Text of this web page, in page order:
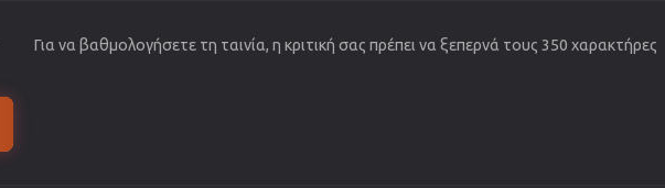
Για να βαθμολογήσετε τη ταινία, η κριτική σας πρέπει να ξεπερνά τους 350 χαρακτήρες